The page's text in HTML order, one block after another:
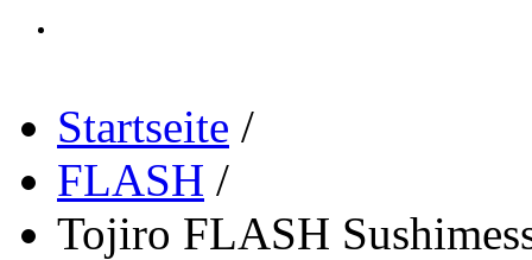
Startseite /
FLASH /
Tojiro FLASH